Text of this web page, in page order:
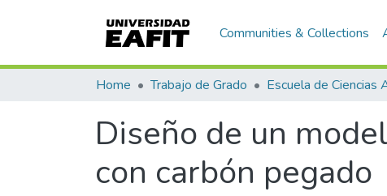
Communities & Collections
Home Trabajo de Grado
Diseño de un
con carbón pegado